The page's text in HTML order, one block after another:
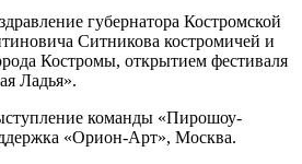
губернатора Костромской
Ситникова костромичей и
Костромы, открытием фестиваля
Ладья».
команды «Пирошоу-
«Орион-Арт», Москва.